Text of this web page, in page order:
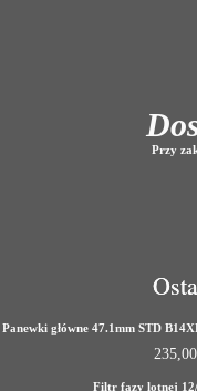
Przy
Panewki główne 47.1mm STD
235,00
Filtr fazy lotnej